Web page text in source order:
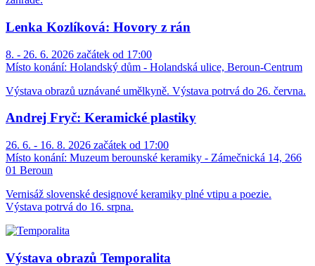
Lenka Kozlíková: Hovory z rán
8. - 26. 6. 2026 začátek od 17:00
Místo konání: Holandský dům - Holandská ulice, Beroun-Centrum
Výstava obrazů uznávané umělkyně. Výstava potrvá do 26. června.
Andrej Fryč: Keramické plastiky
26. 6. - 16. 8. 2026 začátek od 17:00
Místo konání: Muzeum berounské keramiky - Zámečnická 14, 266
01 Beroun
Vernisáž slovenské designové keramiky plné vtipu a poezie.
Výstava potrvá do 16. srpna.
Výstava obrazů Temporalita